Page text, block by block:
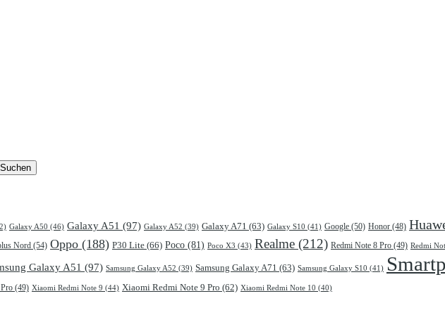
Galaxy A50 (46) Galaxy A51 (97) Galaxy A52 (39) Galaxy A71(63) Galaxy S10 (41) Google(50) Honor(48)
Nord(54) Oppo(188) P30 Lite(66) Poco (81) Poco X3 (43) Realme (212) Redmi Note 8 Pro(49) Redmi
Galaxy A51 (97) Samsung Galaxy A52 (39) Samsung Galaxy A71(63) Samsung Galaxy S10 (41)
(49) Xiaomi Redmi Note 9 (44) Xiaomi Redmi Note 9 Pro(62) Xiaomi Redmi Note 10 (40)